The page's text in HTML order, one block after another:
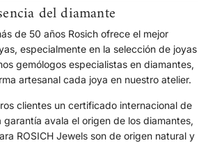
del diamante
de 50 años Rosich ofrece el mejor
especialmente en la selección de joyas
gemólogos especialistas en diamantes,
artesanal cada joya en nuestro atelier.
clientes un certificado internacional de
garantía avala el origen de los diamantes,
ROSICH Jewels son de origen natural y